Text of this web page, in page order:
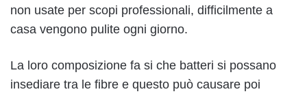
non usate per scopi professionali, difficilmente a
casa vengono pulite ogni giorno.
La loro composizione fa si che batteri si possano
insediare tra le fibre e questo può causare poi